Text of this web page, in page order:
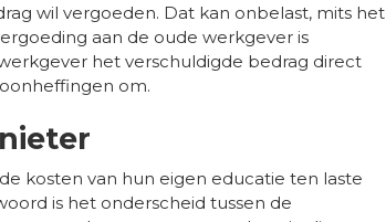
wil vergoeden. Dat kan onbelast, mits het
aan de oude werkgever is
het verschuldigde bedrag direct
om.
kosten van hun eigen educatie ten laste
is het onderscheid tussen de